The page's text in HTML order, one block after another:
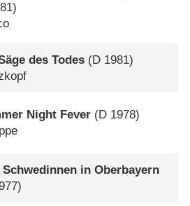
des Todes (D 1981)
Night Fever (D 1978)
Schwedinnen in Oberbayern